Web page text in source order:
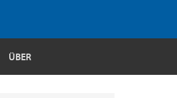
ÜBER